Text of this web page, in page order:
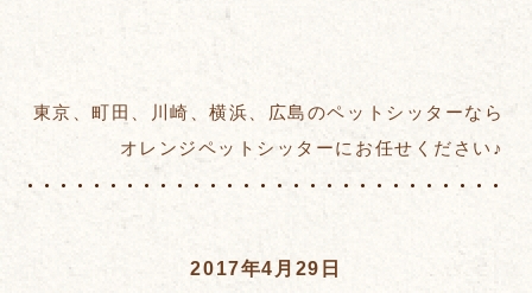
東京、町田、川崎、横浜、広島のペットシッターなら
オレンジペットシッターにお任せください♪
2017年4月29日